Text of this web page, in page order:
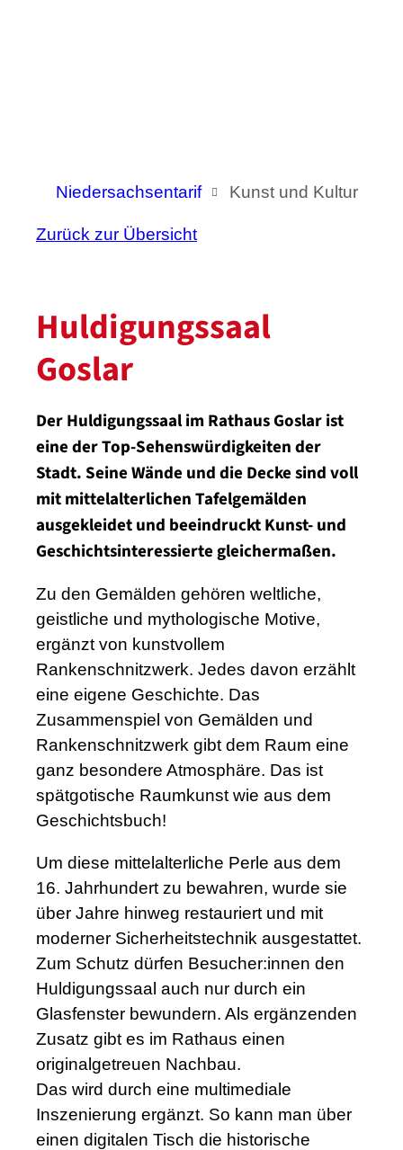
Niedersachsentarif Kunst und Kultur
Zurück zur Übersicht
Huldigungssaal
Goslar
Der Huldigungssaal im Rathaus Goslar ist
eine der Top-Sehenswürdigkeiten der
Stadt. Seine Wände und die Decke sind voll
mit mittelalterlichen Tafelgemälden
ausgekleidet und beeindruckt Kunst- und
Geschichtsinteressierte gleichermaßen.
Zu den Gemälden gehören weltliche,
geistliche und mythologische Motive,
ergänzt von kunstvollem
Rankenschnitzwerk. Jedes davon erzählt
eine eigene Geschichte. Das
Zusammenspiel von Gemälden und
Rankenschnitzwerk gibt dem Raum eine
ganz besondere Atmosphäre. Das ist
spätgotische Raumkunst wie aus dem
Geschichtsbuch!
Um diese mittelalterliche Perle aus dem
16. Jahrhundert zu bewahren, wurde sie
über Jahre hinweg restauriert und mit
moderner Sicherheitstechnik ausgestattet.
Zum Schutz dürfen Besucher:innen den
Huldigungssaal auch nur durch ein
Glasfenster bewundern. Als ergänzenden
Zusatz gibt es im Rathaus einen
originalgetreuen Nachbau.
Das wird durch eine multimediale
Inszenierung ergänzt. So kann man über
einen digitalen Tisch die historische